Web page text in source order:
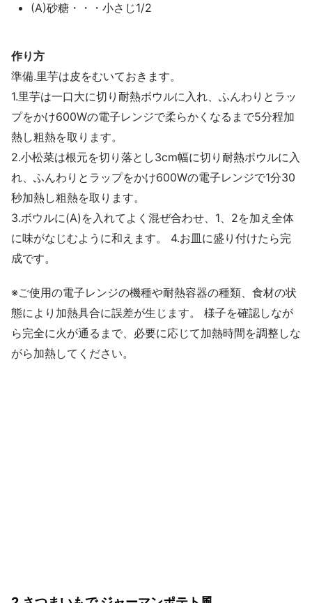
(A)砂糖・・・小さじ1/2
作り方
準備.里芋は皮をむいておきます。
1.里芋は一口大に切り耐熱ボウルに入れ、ふんわりとラッ
プをかけ600Wの電子レンジで柔らかくなるまで5分程加
熱し粗熱を取ります。
2.小松菜は根元を切り落とし3cm幅に切り耐熱ボウルに入
れ、ふんわりとラップをかけ600Wの電子レンジで1分30
秒加熱し粗熱を取ります。
3.ボウルに(A)を入れてよく混ぜ合わせ、1、2を加え全体
に味がなじむように和えます。 4.お皿に盛り付けたら完
成です。
※ご使用の電子レンジの機種や耐熱容器の種類、食材の状
態により加熱具合に誤差が生じます。 様子を確認しなが
ら完全に火が通るまで、必要に応じて加熱時間を調整しな
がら加熱してください。